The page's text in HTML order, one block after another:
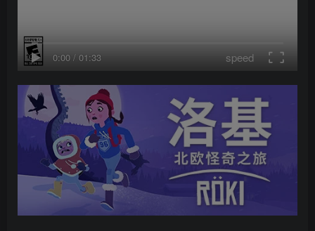
0:00 / 01:33 speed